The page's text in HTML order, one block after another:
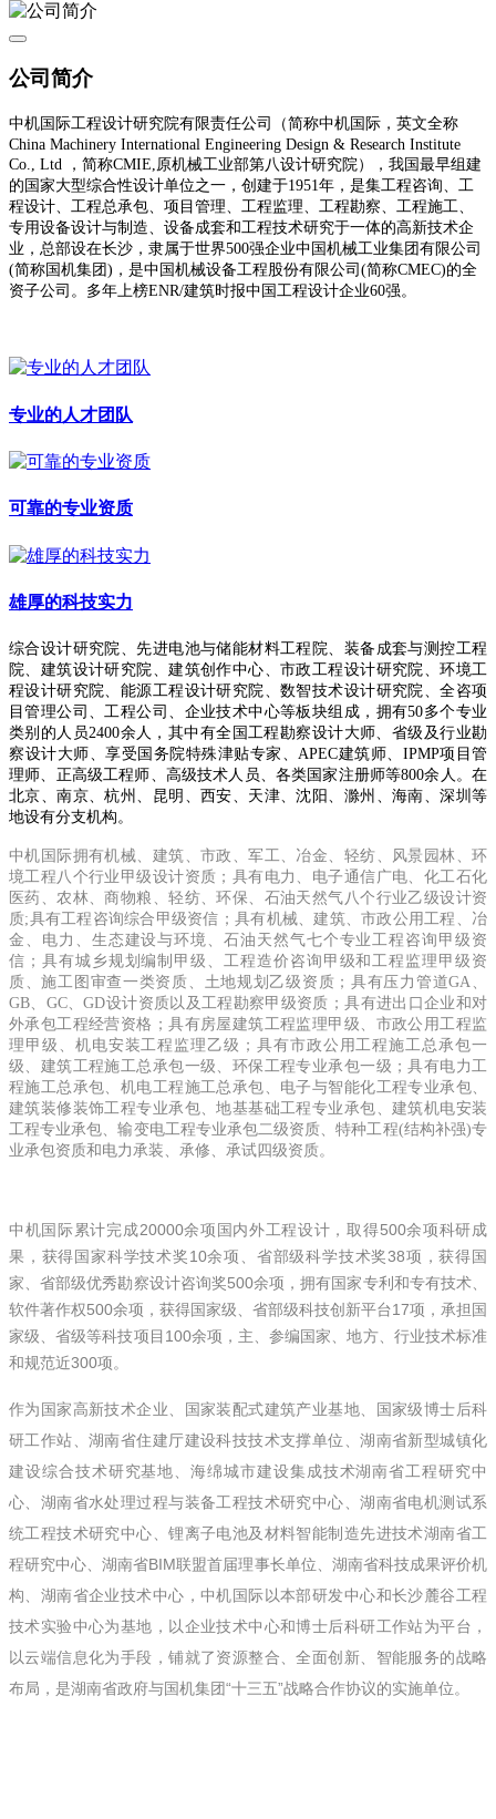
公司简介
中机国际工程设计研究院有限责任公司（简称中机国际 ， 英文全称
China Machinery International Engineering Design & Research Institute
Co., Ltd ， 简称CMIE,原机械工业部第八设计研究院），我国最早组建
的国家大型综合性设计单位之一，创建于1951年，是集工程咨询、工
程设计、工程总承包、项目管理、工程监理、工程勘察、 工程施工、
专用设备设计与制造、 设备成套和工程技术研究于一体的高新技术企
业，总部设在长沙，隶属于世界500强企业中国机械工业集团有限公司
(简称国机集团)，是中国机械设备工程股份有限公司 (简称CMEC)的全
资子公司。多年上榜ENR/建筑时报中国工程设计企业60强。
专业的人才团队
可靠的专业资质
雄厚的科技实力
综合设计研究院、先进电池与储能材料工程院、装备成套与测控工程
院、建筑设计研究院、建筑创作中心、市政工程设计研究院、环境工
程设计研究院、能源工程设计研究院、数智技术设计研究院、全咨项
目管理公司、工程公司、企业技术中心等板块组成，拥有50多个专业
类别的人员2400余人，其中有全国工程勘察设计大师、省级及行业勘
察设计大师、享受国务院特殊津贴专家、APEC建筑师、IPMP项目管
理师、正高级工程师、高级技术人员、各类国家注册师等800余人。在
北京、南京、杭州、昆明、西安、天津、沈阳、滁州、海南、深圳等
地设有分支机构。
中机国际拥有机械、建筑、市政、军工、冶金、轻纺、风景园林、环
境工程八个行业甲级设计资质；具有电力、电子通信广电、化工石化
医药、农林、商物粮、轻纺、环保、石油天然气八个行业乙级设计资
质;具有工程咨询综合甲级资信；具有机械、建筑、市政公用工程、冶
金、电力、生态建设与环境、石油天然气七个专业工程咨询甲级资
信；具有城乡规划编制甲级、工程造价咨询甲级和工程监理甲级资
质、施工图审查一类资质、土地规划乙级资质；具有压力管道GA、
GB、GC、GD设计资质以及工程勘察甲级资质；具有进出口企业和对
外承包工程经营资格；具有房屋建筑工程监理甲级、市政公用工程监
理甲级、机电安装工程监理乙级；具有市政公用工程施工总承包一
级、建筑工程施工总承包一级、环保工程专业承包一级；具有电力工
程施工总承包、机电工程施工总承包、电子与智能化工程专业承包、
建筑装修装饰工程专业承包、地基基础工程专业承包、建筑机电安装
工程专业承包、输变电工程专业承包二级资质、特种工程(结构补强)专
业承包资质和电力承装、承修、承试四级资质。
中机国际累计完成20000余项国内外工程设计，取得500余项科研成
果，获得国家科学技术奖10余项、省部级科学技术奖38项，获得国
家、省部级优秀勘察设计咨询奖500余项，拥有国家专利和专有技术、
软件著作权500余项，获得国家级、省部级科技创新平台17项，承担国
家级、省级等科技项目100余项，主、参编国家、地方、行业技术标准
和规范近300项。
作为国家高新技术企业、国家装配式建筑产业基地、国家级博士后科
研工作站、湖南省住建厅建设科技技术支撑单位、湖南省新型城镇化
建设综合技术研究基地、海绵城市建设集成技术湖南省工程研究中
心、湖南省水处理过程与装备工程技术研究中心、湖南省电机测试系
统工程技术研究中心、锂离子电池及材料智能制造先进技术湖南省工
程研究中心、湖南省BIM联盟首届理事长单位、湖南省科技成果评价机
构、湖南省企业技术中心，中机国际以本部研发中心和长沙麓谷工程
技术实验中心为基地，以企业技术中心和博士后科研工作站为平台，
以云端信息化为手段，铺就了资源整合、全面创新、智能服务的战略
布局，是湖南省政府与国机集团“十三五”战略合作协议的实施单位。